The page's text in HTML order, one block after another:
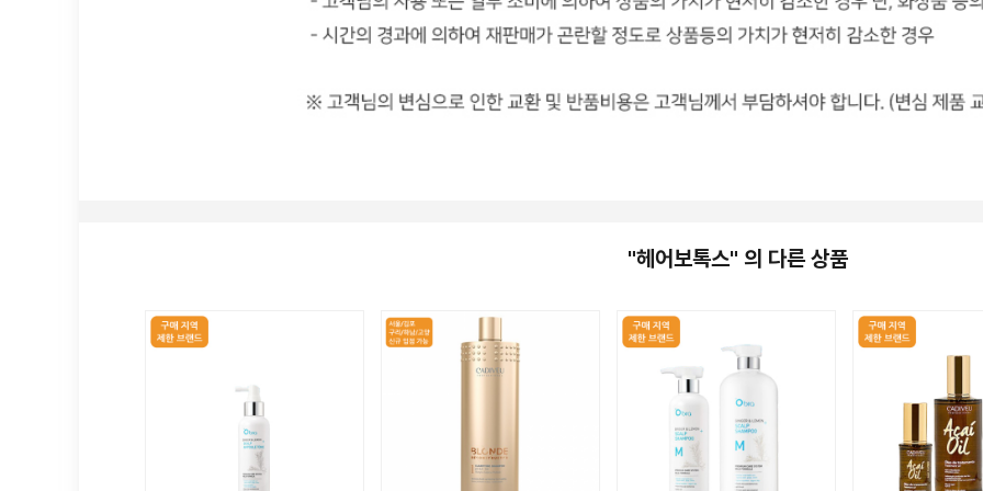
"헤어보톡스" 의 다른 상품